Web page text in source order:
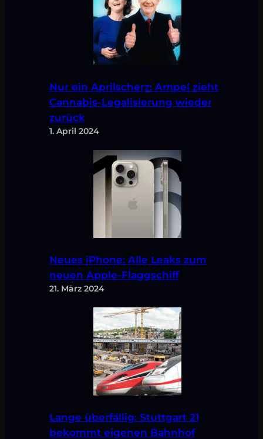
Nur ein Aprilscherz: Ampel zieht
Cannabis-Legalisierung wieder
zurück
1. April 2024
Neues iPhone: Alle Leaks zum
neuen Apple-Flaggschiff
21. März 2024
Lange überfällig: Stuttgart 21
bekommt eigenen Bahnhof